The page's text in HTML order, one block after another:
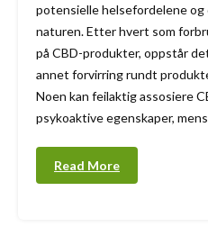
potensielle helsefordelene
naturen. Etter hvert som
på CBD-produkter, oppstår
annet forvirring rundt
Noen kan feilaktig assosiere
psykoaktive egenskaper, mens
Read More